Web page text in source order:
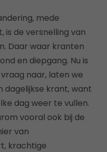
mede
is de versnelling van
Daar waar kranten
en diepgang. Nu is
naar, laten we
dagelijkse krant, want
dag weer te vullen.
vooral ook bij de
van
krachtige